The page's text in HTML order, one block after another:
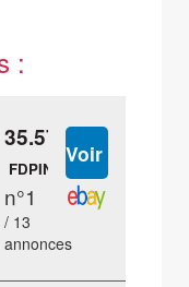
:
35.57 €
FDPIN
n°1
/ 13
annonces